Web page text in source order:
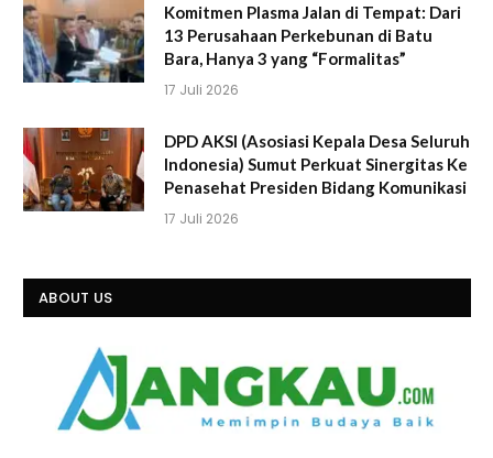
Komitmen Plasma Jalan di Tempat: Dari
13 Perusahaan Perkebunan di Batu
Bara, Hanya 3 yang “Formalitas”
17 Juli 2026
DPD AKSI (Asosiasi Kepala Desa Seluruh
Indonesia) Sumut Perkuat Sinergitas Ke
Penasehat Presiden Bidang Komunikasi
17 Juli 2026
ABOUT US